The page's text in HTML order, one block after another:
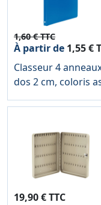
1,60 € TTC
À partir de 1,55 €
Classeur 4
dos 2 cm, coloris
19,90 € TTC